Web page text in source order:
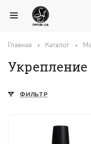
Главная Каталог
Укрепление
ФИЛЬТР